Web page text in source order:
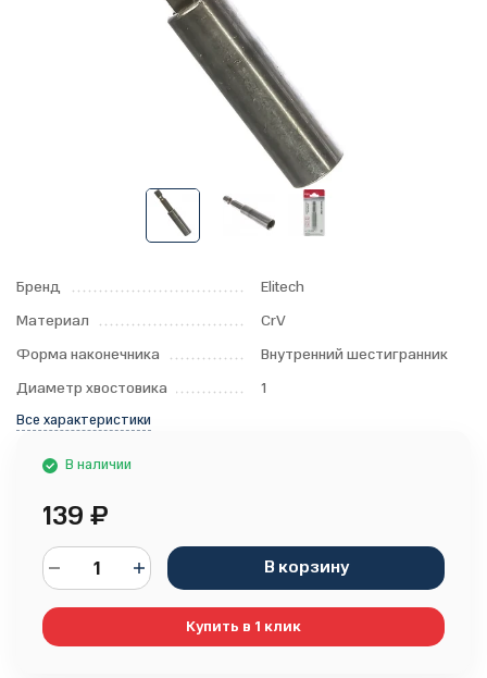
Бренд
Elitech
Материал
CrV
Форма наконечника
Внутренний шестигранник
Диаметр хвостовика
1
Все характеристики
В наличии
139 ₽
В корзину
Купить в 1 клик